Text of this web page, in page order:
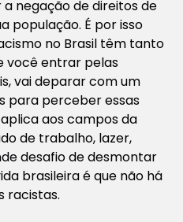
negação de direitos de
população. É por isso
no Brasil têm tanto
você entrar pelas
vai deparar com um
para perceber essas
aos campos da
de trabalho, lazer,
desafio de desmontar
brasileira é que não há
racistas.